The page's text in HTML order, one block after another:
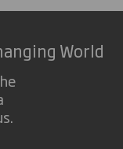
World